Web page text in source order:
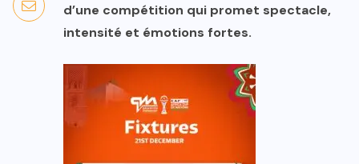
d’une compétition qui promet spectacle,
intensité et émotions fortes.